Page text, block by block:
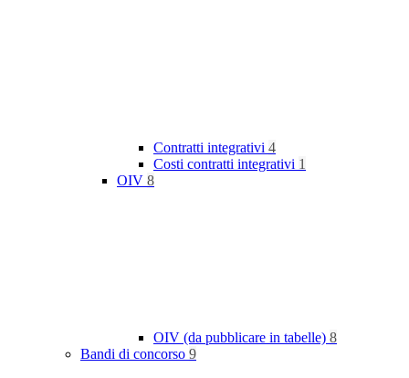
Contratti integrativi 4
Costi contratti integrativi 1
OIV 8
OIV (da pubblicare in tabelle) 8
Bandi di concorso 9